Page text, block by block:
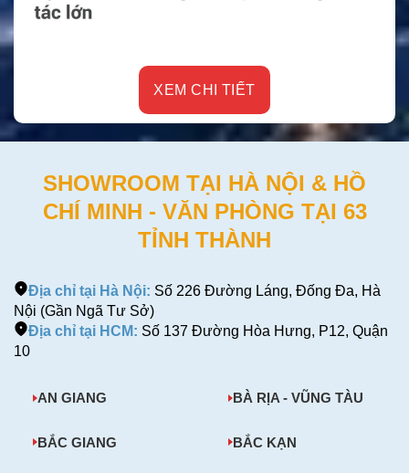
XEM CHI TIẾT
SHOWROOM TẠI HÀ NỘI & HỒ
CHÍ MINH - VĂN PHÒNG TẠI 63
TỈNH THÀNH
Địa chỉ tại Hà Nội: Số 226 Đường Láng, Đống Đa, Hà
Nội (Gần Ngã Tư Sở)
Địa chỉ tại HCM: Số 137 Đường Hòa Hưng, P12, Quận
10
AN GIANG BÀ RỊA - VŨNG TÀU
BẮC GIANG BẮC KẠN